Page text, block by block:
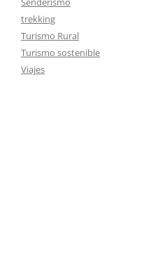
trekking
Turismo Rural
Turismo sostenible
Viajes